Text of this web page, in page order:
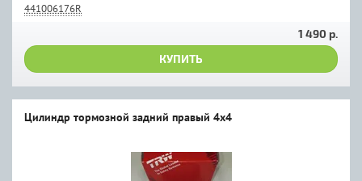
441006176R
1 490 р.
КУПИТЬ
Цилиндр тормозной задний правый 4x4